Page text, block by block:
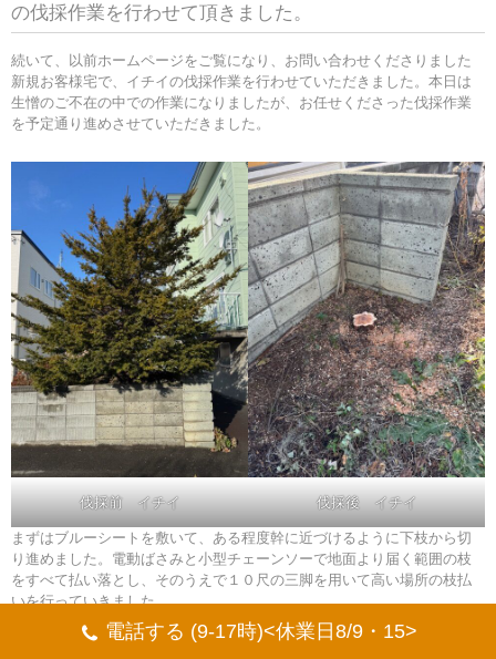
の伐採作業を行わせて頂きました。
続いて、以前ホームページをご覧になり、お問い合わせくださりました
新規お客様宅で、イチイの伐採作業を行わせていただきました。本日は
生憎のご不在の中での作業になりましたが、お任せくださった伐採作業
を予定通り進めさせていただきました。
伐採前 イチイ 伐採後 イチイ
まずはブルーシートを敷いて、ある程度幹に近づけるように下枝から切
り進めました。電動ばさみと小型チェーンソーで地面より届く範囲の枝
をすべて払い落とし、そのうえで１０尺の三脚を用いて高い場所の枝払
いを行っていきました。
そして枝がすべてなくなり、幹だけになったところで、今度は上から幹
を輪切りにしながら株元から切り進めていき、作業を完了しておりま
電話する (9-17時)<休業日8/9・15>